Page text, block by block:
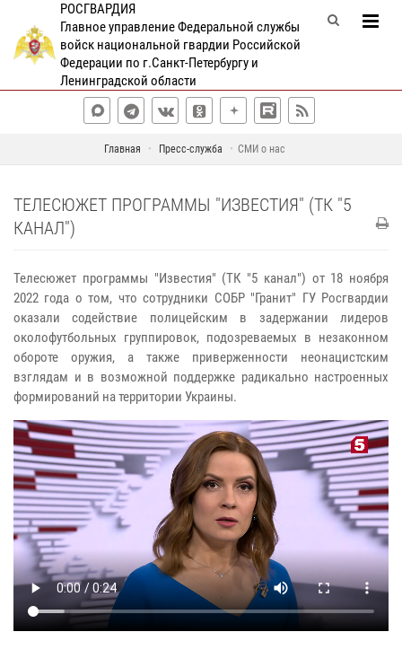
РОСГВАРДИЯ
Главное управление Федеральной службы
войск национальной гвардии Российской
Федерации по г.Санкт-Петербургу и
Ленинградской области
Главная Пресс-служба СМИ о нас
ТЕЛЕСЮЖЕТ ПРОГРАММЫ "ИЗВЕСТИЯ" (ТК "5
КАНАЛ")
Телесюжет программы "Известия" (ТК "5 канал") от 18 ноября
2022 года о том, что сотрудники СОБР "Гранит" ГУ Росгвардии
оказали содействие полицейским в задержании лидеров
околофутбольных группировок, подозреваемых в незаконном
обороте оружия, а также приверженности неонацистским
взглядам и в возможной поддержке радикально настроенных
формирований на территории Украины.